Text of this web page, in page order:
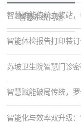
智慧系统问题
智慧赋能传统血浆站
智能体检报告打印装
苏坡卫生院智慧门诊
智慧赋能破局传统，
智能化与效率双升级